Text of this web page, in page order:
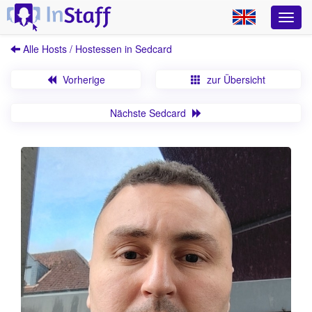
Alle Hosts / Hostessen in Sedcard
Vorherige zur Übersicht
Nächste Sedcard